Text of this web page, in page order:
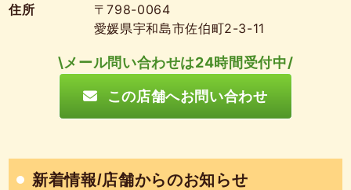
住所
〒798-0064
愛媛県宇和島市佐伯町2-3-11
\メール問い合わせは24時間受付中/
この店舗へお問い合わせ
新着情報/店舗からのお知らせ